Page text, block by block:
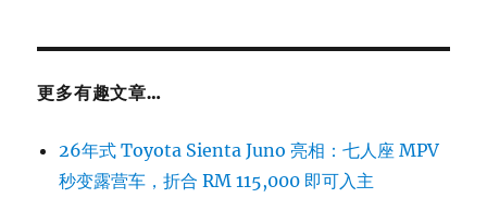
更多有趣文章…
26年式 Toyota Sienta Juno 亮相：七人座 MPV
秒变露营车，折合 RM 115,000 即可入主